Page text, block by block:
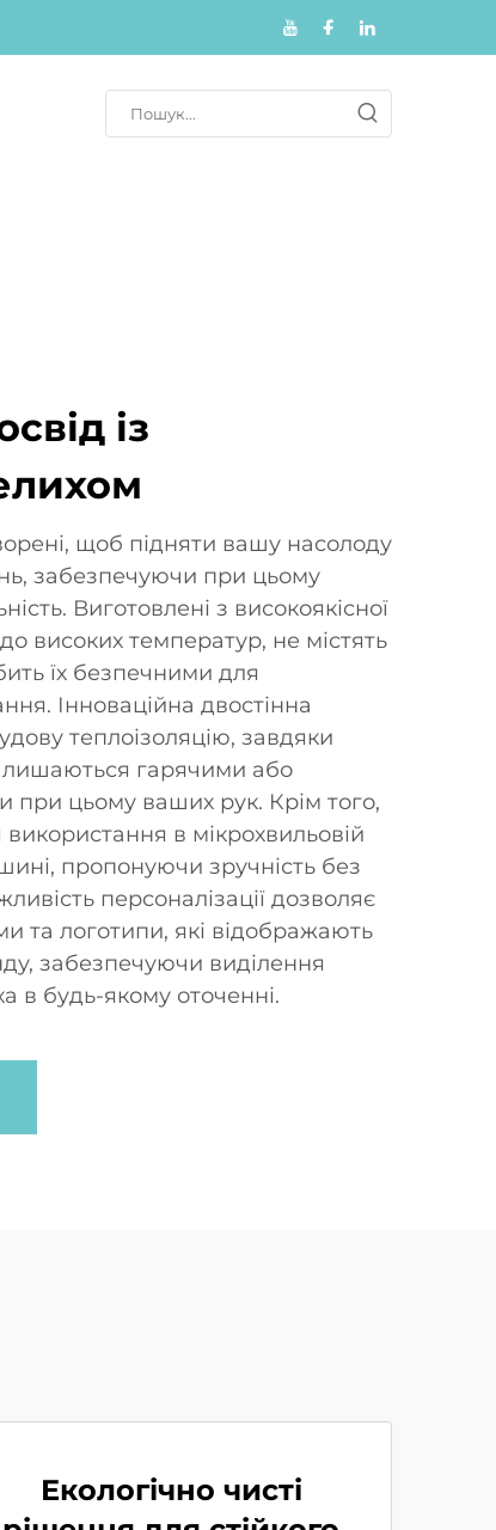
із
щоб підняти вашу насолоду
забезпечуючи при цьому
Виготовлені з високоякісної
до високих температур, не містять
їх безпечними для
Інноваційна двостінна
теплоізоляцію, завдяки
гарячими або
цьому ваших рук. Крім того,
в мікрохвильовій
пропонуючи зручність без
персоналізації дозволяє
та логотипи, які відображають
забезпечуючи виділення
в будь-якому оточенні.
Екологічно чисті